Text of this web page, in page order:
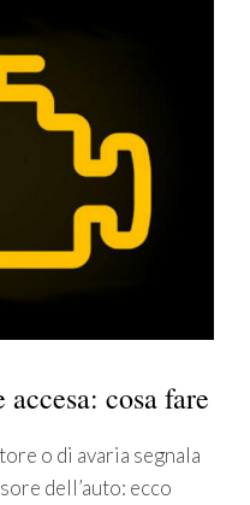
cosa fare
o di avaria segnala
dell’auto: ecco